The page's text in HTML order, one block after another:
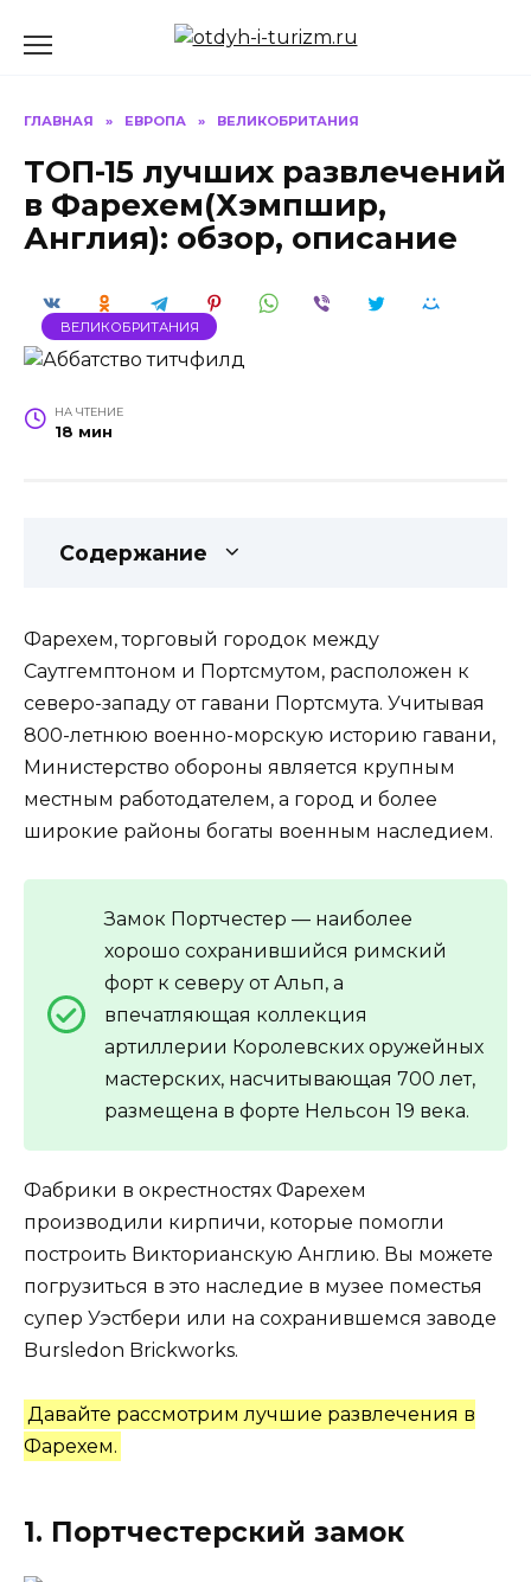
ГЛАВНАЯ » ЕВРОПА » ВЕЛИКОБРИТАНИЯ
ТОП-15 лучших развлечений
в Фарехем(Хэмпшир,
Англия): обзор, описание
ВЕЛИКОБРИТАНИЯ
НА ЧТЕНИЕ
18 мин
Содержание
Фарехем, торговый городок между
Саутгемптоном и Портсмутом, расположен к
северо-западу от гавани Портсмута. Учитывая
800-летнюю военно-морскую историю гавани,
Министерство обороны является крупным
местным работодателем, а город и более
широкие районы богаты военным наследием.
Замок Портчестер — наиболее
хорошо сохранившийся римский
форт к северу от Альп, а
впечатляющая коллекция
артиллерии Королевских оружейных
мастерских, насчитывающая 700 лет,
размещена в форте Нельсон 19 века.
Фабрики в окрестностях Фарехем
производили кирпичи, которые помогли
построить Викторианскую Англию. Вы можете
погрузиться в это наследие в музее поместья
супер Уэстбери или на сохранившемся заводе
Bursledon Brickworks.
Давайте рассмотрим лучшие развлечения в
Фарехем.
1. Портчестерский замок